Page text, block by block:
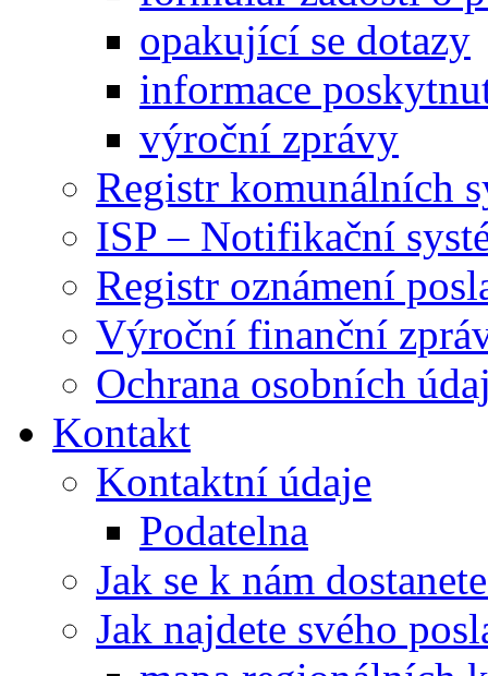
opakující se dotazy
informace
výroční zprávy
Registr komunálních
ISP – Notifikační
Registr oznámení
Výroční finanční
Ochrana osobních
Kontakt
Kontaktní údaje
Podatelna
Jak se k nám
Jak najdete svého